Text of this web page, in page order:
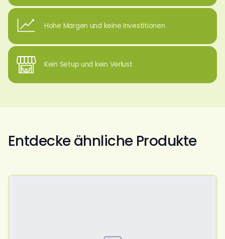
Hohe Margen und keine Investitionen
Kein Setup und kein Verlust
Entdecke ähnliche Produkte